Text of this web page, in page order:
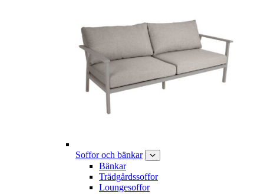
Soffor och bänkar
Bänkar
Trädgårdssoffor
Loungesoffor